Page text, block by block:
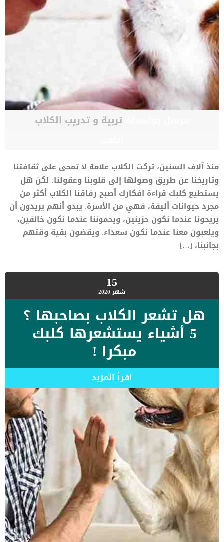
مرسل بواسطةتربية و تدريب الكلاب
منذ آلاف السنين، تركت الكلاب علامة لا تمحى على ثقافتنا
وتاريخنا عن طريق وصولها إلى قلوبنا وعقولنا. لكن هل
يستطيع كلبك قراءة افكارك أصبح رفاقنا الكلاب أكثر من
مجرد حيوانات أليفة، فهي من الأسرة. يبدو أنهم يريدون أن
يريحونا عندما نكون حزينين، ويحموننا عندما نكون خائفين،
ويلعبون معنا عندما نكون سعداء. ويقضون بقية وقتهم
بجانبنا، […]
15شهر 2020
هل تشعر الكلاب بصاحبها ؟
5 أشياء يستشعرها كلبك
مبكرا !
اقرأ المزيد